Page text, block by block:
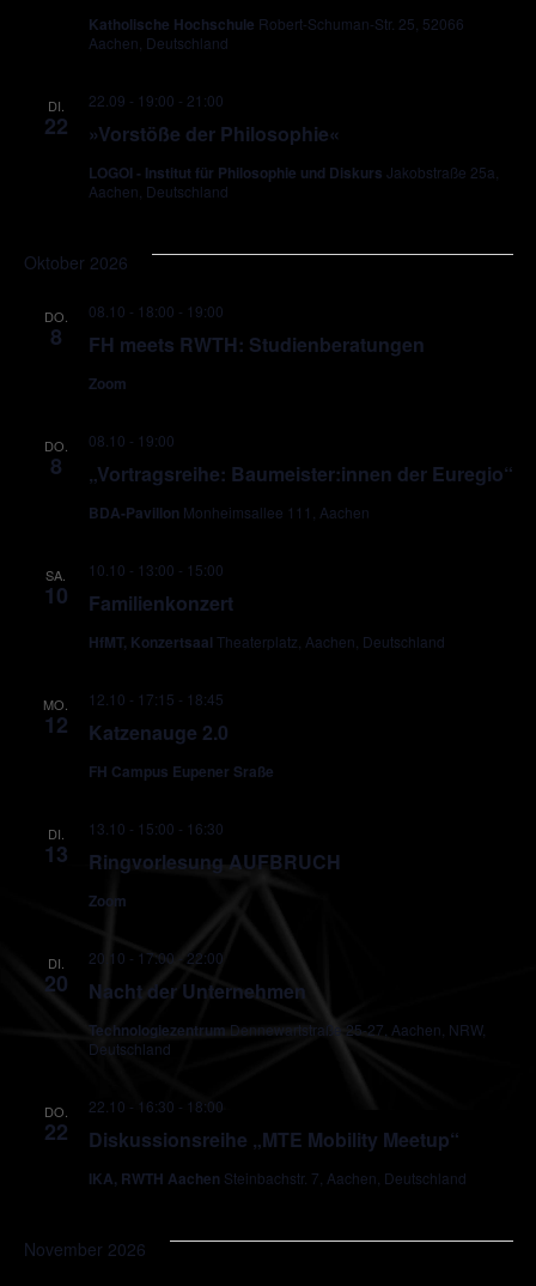
Katholische Hochschule Robert-Schuman-Str. 25, 52066
Aachen, Deutschland
DI.
22 »Vorstöße der Philosophie«
22.09 - 19:00 - 21:00
LOGOI - Institut für Philosophie und Diskurs Jakobstraße 25a,
Aachen, Deutschland
Oktober 2026
DO.
8 FH meets RWTH: Studienberatungen
08.10 - 18:00 - 19:00
Zoom
DO.
8 „Vortragsreihe: Baumeister:innen der Euregio“
08.10 - 19:00
BDA-Pavillon Monheimsallee 111, Aachen
SA.
10 Familienkonzert
10.10 - 13:00 - 15:00
HfMT, Konzertsaal Theaterplatz, Aachen, Deutschland
MO.
12 Katzenauge 2.0
12.10 - 17:15 - 18:45
FH Campus Eupener Sraße
DI.
13 Ringvorlesung AUFBRUCH
13.10 - 15:00 - 16:30
Zoom
DI.
20 Nacht der Unternehmen
20.10 - 17:00 - 22:00
Technologiezentrum Dennewartstraße 25-27, Aachen, NRW,
Deutschland
DO.
22 Diskussionsreihe „MTE Mobility Meetup“
22.10 - 16:30 - 18:00
IKA, RWTH Aachen Steinbachstr. 7, Aachen, Deutschland
November 2026